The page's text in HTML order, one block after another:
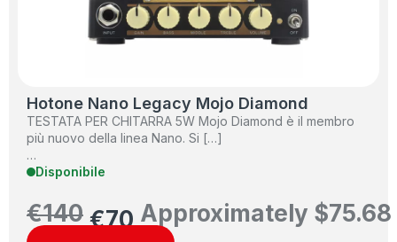
Hotone Nano Legacy Mojo Diamond
TESTATA PER CHITARRA 5W Mojo Diamond è il membro
più nuovo della linea Nano. Si […]
…
Disponibile
€140 €70 Approximately $75.68